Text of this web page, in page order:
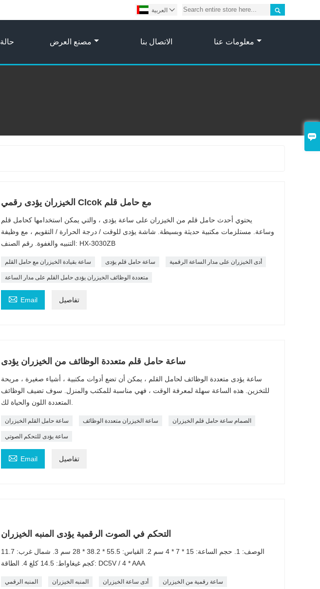

 العربية 
حالة مصنع العرض الاتصال بنا معلومات عنا
الخيزران يؤدى رقمي Clcok مع حامل قلم
يحتوي أحدث حامل قلم من الخيزران على ساعة يؤدى ، والتي يمكن استخدامها كحامل قلم
وساعة. مستلزمات مكتبية حديثة وبسيطة. شاشة يؤدى للوقت / درجة الحرارة / التقويم ، مع وظيفة
التنبيه والغفوة. رقم الصنف: HX-3030ZB
ساعة بقيادة الخيزران مع حامل القلم ساعة حامل قلم يؤدى أدى الخيزران على مدار الساعة الرقمية
متعددة الوظائف الخيزران يؤدى حامل القلم على مدار الساعة
 Email تفاصيل
ساعة حامل قلم متعددة الوظائف من الخيزران يؤدى
ساعة يؤدى متعددة الوظائف لحامل القلم ، يمكن أن تضع أدوات مكتبية ، أشياء صغيرة ، مريحة
للتخزين. هذه الساعة سهلة لمعرفة الوقت ، فهي مناسبة للمكتب والمنزل. سوف تضيف الوظائف
المتعددة اللون والحياة لك.
ساعة حامل القلم الخيزران ساعة الخيزران متعددة الوظائف الصمام ساعة حامل قلم الخيزران
ساعة يؤدى للتحكم الصوتي
 Email تفاصيل
التحكم في الصوت الرقمية يؤدى المنبه الخيزران
الوصف: 1. حجم الساعة: 15 * 7 * 4 سم 2. القياس: 55.5 * 38.2 * 28 سم 3. شمال غرب: 11.7
كجم غيغاواط: 14.5 كلغ 4. الطاقة: DC5V / 4 * AAA
المنبه الرقمي المنبه الخيزران أدى ساعة الخيزران ساعة رقمية من الخيزران